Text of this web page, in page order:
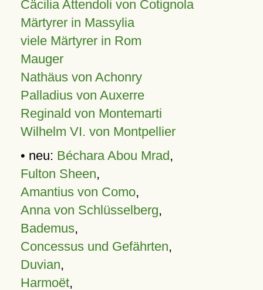
Cäcilia Attendoli von Cotignola
Märtyrer in Massylia
viele Märtyrer in Rom
Mauger
Nathäus von Achonry
Palladius von Auxerre
Reginald von Montemarti
Wilhelm VI. von Montpellier
• neu: Béchara Abou Mrad,
Fulton Sheen,
Amantius von Como,
Anna von Schlüsselberg,
Bademus,
Concessus und Gefährten,
Duvian,
Harmoët,